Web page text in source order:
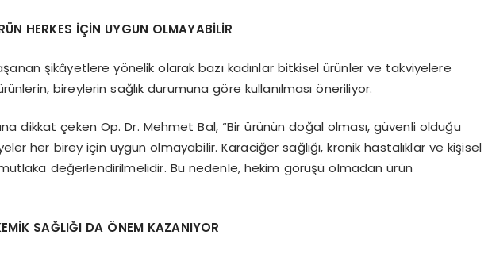
HERKES İÇİN UYGUN OLMAYABİLİR
şikâyetlere yönelik olarak bazı kadınlar bitkisel ürünler ve takviyelere
bireylerin sağlık durumuna göre kullanılması öneriliyor.
dikkat çeken Op. Dr. Mehmet Bal, “Bir ürünün doğal olması, güvenli olduğu
her birey için uygun olmayabilir. Karaciğer sağlığı, kronik hastalıklar ve kişisel
değerlendirilmelidir. Bu nedenle, hekim görüşü olmadan ürün
SAĞLIĞI DA ÖNEM KAZANIYOR